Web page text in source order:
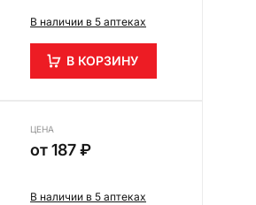
В наличии в 5 аптеках
В КОРЗИНУ
ЦЕНА
от187 ₽
В наличии в 5 аптеках